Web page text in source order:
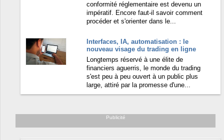
conformité réglementaire est devenu un
impératif. Encore faut-il savoir comment
procéder et s'orienter dans le...
Interfaces, IA, automatisation : le
nouveau visage du trading en ligne
Longtemps réservé à une élite de
financiers aguerris, le monde du trading
s'est peu à peu ouvert à un public plus
large, attiré par la promesse d'une...
Publicité